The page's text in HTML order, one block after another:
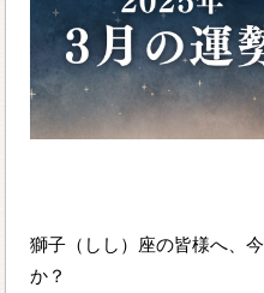
獅子（しし）座の皆様へ、
か？